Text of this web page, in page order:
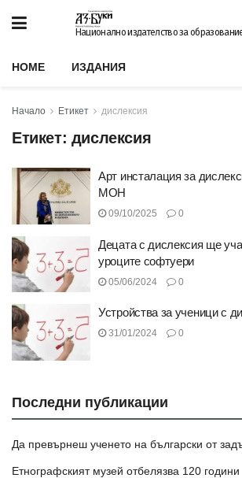
Национално издателство за
HOME ИЗДАНИЯ
Начало Етикет дислексия
Етикет: дислексия
Арт инсталация за
МОН
09/10/2025 0
Децата с дислексия ще
уроците софтуери
05/06/2024 0
Устройства за ученици с
31/01/2024 0
Последни публикации
Да превърнеш ученето на български от
Етнографският музей отбелязва 120 години